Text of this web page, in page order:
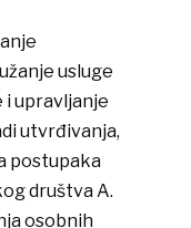
usluge
upravljanje
utvrđivanja,
postupaka
društva A.
osobnih